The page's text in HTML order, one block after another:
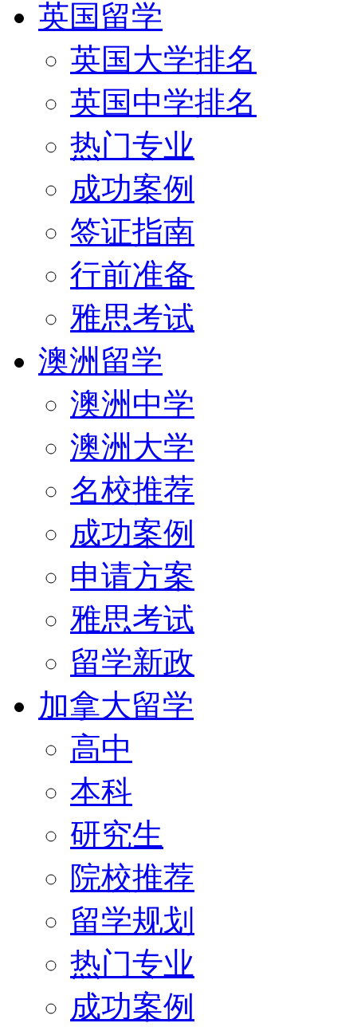
英国留学
英国大学排名
英国中学排名
热门专业
成功案例
签证指南
行前准备
雅思考试
澳洲留学
澳洲中学
澳洲大学
名校推荐
成功案例
申请方案
雅思考试
留学新政
加拿大留学
高中
本科
研究生
院校推荐
留学规划
热门专业
成功案例